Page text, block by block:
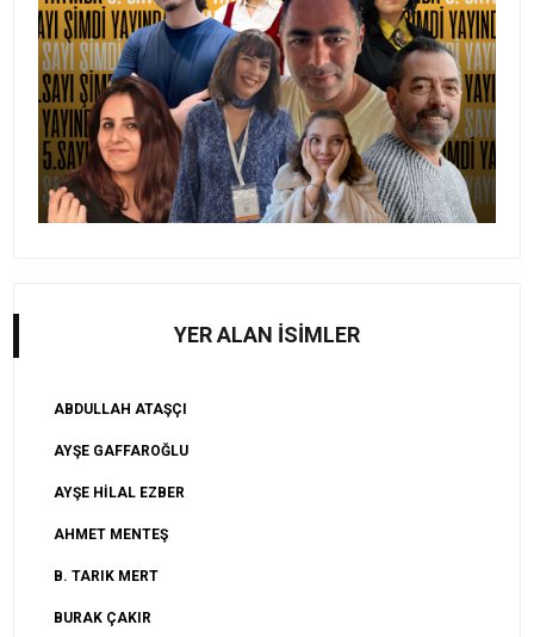
YER ALAN İSİMLER
ABDULLAH ATAŞÇI
AYŞE GAFFAROĞLU
AYŞE HİLAL EZBER
AHMET MENTEŞ
B. TARIK MERT
BURAK ÇAKIR